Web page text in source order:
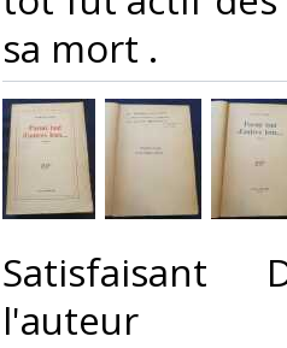
sa mort .‎
‎Satisfaisant
l'auteur ‎